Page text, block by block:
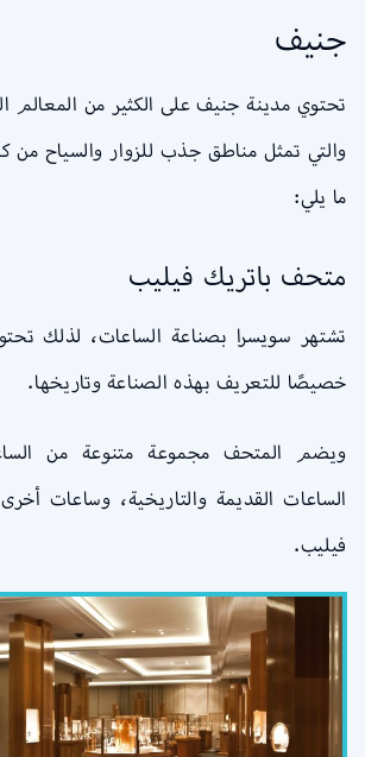
جنيف
تحتوي مدينة جنيف على الكثير من المعالم
والتي تمثل مناطق جذب للزوار والسياح من
ما يلي:
متحف باتريك فيليب
تشتهر سويسرا بصناعة الساعات، لذلك
خصيصًا للتعريف بهذه الصناعة وتاريخها.
ويضم المتحف مجموعة متنوعة من
الساعات القديمة والتاريخية، وساعات
فيليب.